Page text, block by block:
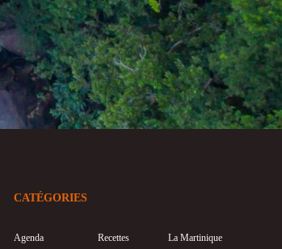
CATÉGORIES
Agenda Recettes La Martinique